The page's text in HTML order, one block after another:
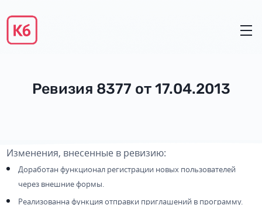
Ревизия 8377 от 17.04.2013
Изменения, внесенные в ревизию:
Доработан функционал регистрации новых пользователей
через внешние формы.
Реализованна функция отправки приглашений в программу.